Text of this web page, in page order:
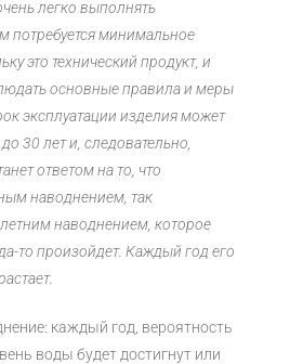
легко выполнять
потребуется минимальное
это технический продукт, и
основные правила и меры
эксплуатации изделия может
30 лет и, следовательно,
ответом на то, что
наводнением, так
наводнением, которое
то произойдет. Каждый год его
каждый год, вероятность
воды будет достигнут или